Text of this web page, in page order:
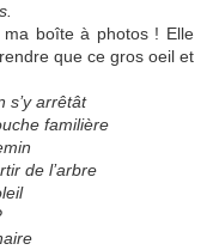
boîte à photos ! Elle
que ce gros oeil et
s’y arrêtât
familière
de l’arbre